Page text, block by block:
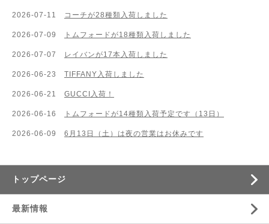
2026-07-11 コーチが28種類入荷しました
2026-07-09 トムフォードが18種類入荷しました
2026-07-07 レイバンが17本入荷しました
2026-06-23 TIFFANY入荷しました
2026-06-21 GUCCI入荷！
2026-06-16 トムフォードが14種類入荷予定です（13日）
2026-06-09 6月13日（土）は夜の営業はお休みです
トップページ
最新情報